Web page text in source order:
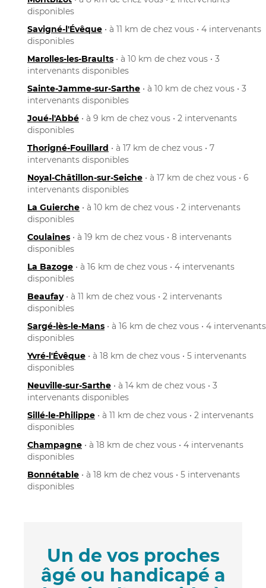
disponibles
Savigné-l'Évêque • à 11 km de chez vous • 4 intervenants
disponibles
Marolles-les-Braults • à 10 km de chez vous • 3
intervenants disponibles
Sainte-Jamme-sur-Sarthe • à 10 km de chez vous • 3
intervenants disponibles
Joué-l'Abbé • à 9 km de chez vous • 2 intervenants
disponibles
Thorigné-Fouillard • à 17 km de chez vous • 7
intervenants disponibles
Noyal-Châtillon-sur-Seiche • à 17 km de chez vous • 6
intervenants disponibles
La Guierche • à 10 km de chez vous • 2 intervenants
disponibles
Coulaines • à 19 km de chez vous • 8 intervenants
disponibles
La Bazoge • à 16 km de chez vous • 4 intervenants
disponibles
Beaufay• à 11 km de chez vous • 2 intervenants
disponibles
Sargé-lès-le-Mans • à 16 km de chez vous • 4 intervenants
disponibles
Yvré-l'Évêque • à 18 km de chez vous • 5 intervenants
disponibles
Neuville-sur-Sarthe • à 14 km de chez vous • 3
intervenants disponibles
Sillé-le-Philippe • à 11 km de chez vous • 2 intervenants
disponibles
Champagne • à 18 km de chez vous • 4 intervenants
disponibles
Bonnétable • à 18 km de chez vous • 5 intervenants
disponibles
Un de vos proches
âgé ou handicapé a